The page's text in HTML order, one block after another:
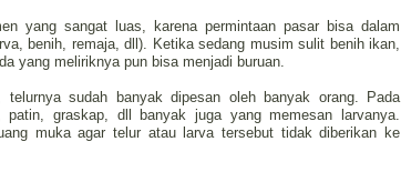
yang sangat luas, karena permintaan pasar bisa dalam
benih, remaja, dll). Ketika sedang musim sulit benih ikan,
yang meliriknya pun bisa menjadi buruan.
telurnya sudah banyak dipesan oleh banyak orang. Pada
graskap, dll banyak juga yang memesan larvanya.
muka agar telur atau larva tersebut tidak diberikan ke